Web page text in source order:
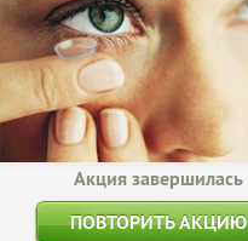
Акция завершилась
ПОВТОРИТЬ АКЦИЮ